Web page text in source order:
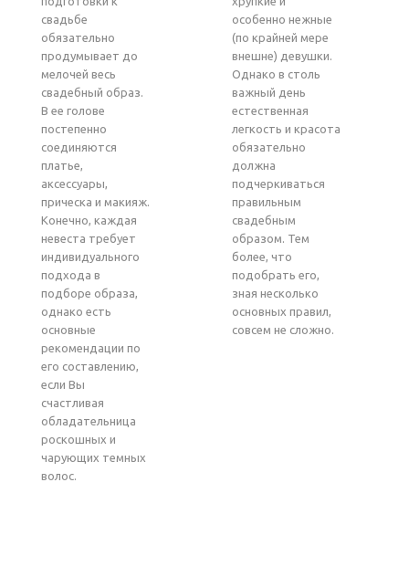
свадьбе
обязательно
продумывает до
мелочей весь
свадебный образ.
В ее голове
постепенно
соединяются
платье,
аксессуары,
прическа и макияж.
Конечно, каждая
невеста требует
индивидуального
подхода в
подборе образа,
однако есть
основные
рекомендации по
его составлению,
если Вы
счастливая
обладательница
роскошных и
чарующих темных
волос.
особенно нежные
(по крайней мере
внешне) девушки.
Однако в столь
важный день
естественная
легкость и красота
обязательно
должна
подчеркиваться
правильным
свадебным
образом. Тем
более, что
подобрать его,
зная несколько
основных правил,
совсем не сложно.